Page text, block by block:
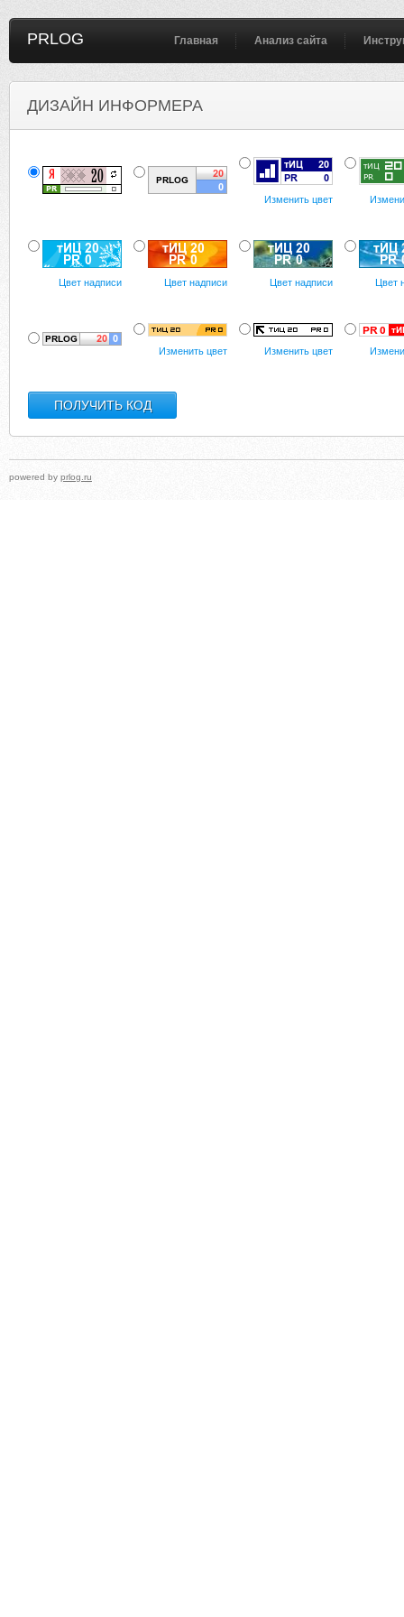
PRLOG Главная Анализ сайта
ДИЗАЙН ИНФОРМЕРА
Изменить цвет
Цвет надписи Цвет надписи Цвет надписи Цвет
Изменить цвет Изменить цвет
powered by prlog.ru